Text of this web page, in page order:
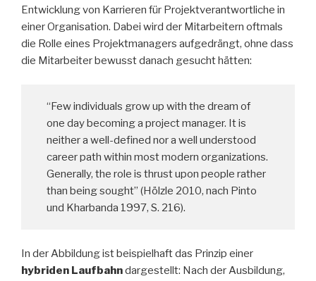
Entwicklung von Karrieren für Projektverantwortliche in
einer Organisation. Dabei wird der Mitarbeitern oftmals
die Rolle eines Projektmanagers aufgedrängt, ohne dass
die Mitarbeiter bewusst danach gesucht hätten:
“Few individuals grow up with the dream of
one day becoming a project manager. It is
neither a well-defined nor a well understood
career path within most modern organizations.
Generally, the role is thrust upon people rather
than being sought” (Hölzle 2010, nach Pinto
und Kharbanda 1997, S. 216).
In der Abbildung ist beispielhaft das Prinzip einer
hybriden Laufbahndargestellt: Nach der Ausbildung,